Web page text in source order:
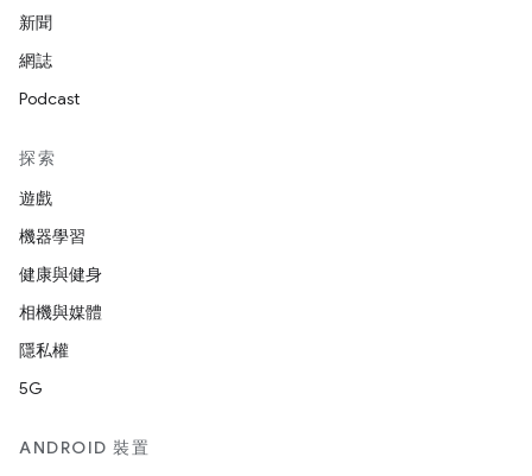
新聞
網誌
Podcast
探索
遊戲
機器學習
健康與健身
相機與媒體
隱私權
5G
ANDROID 裝置